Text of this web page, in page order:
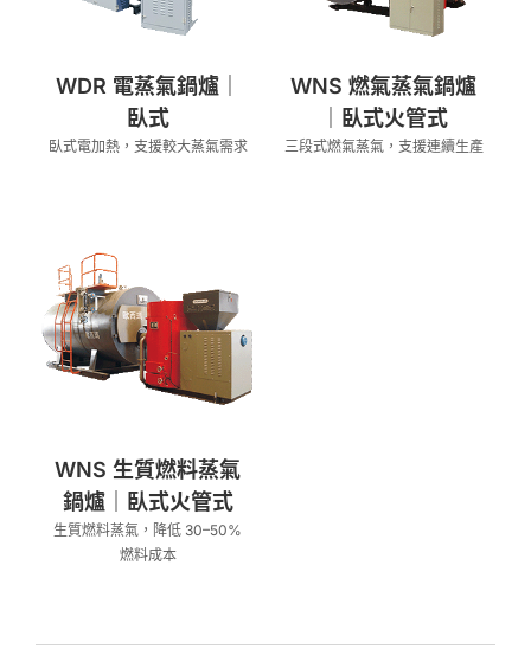
WDR 電蒸氣鍋爐｜
臥式
臥式電加熱，支援較大蒸氣需求
WNS 燃氣蒸氣鍋爐
｜臥式火管式
三段式燃氣蒸氣，支援連續生產
WNS 生質燃料蒸氣
鍋爐｜臥式火管式
生質燃料蒸氣，降低 30–50%
燃料成本